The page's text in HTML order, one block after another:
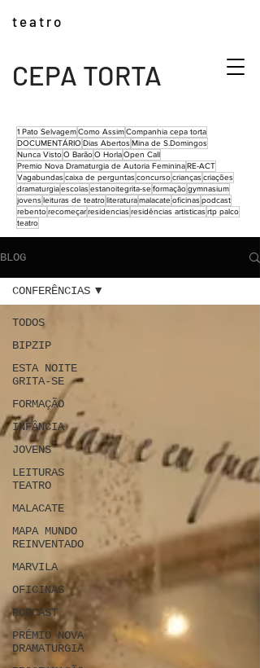
CEPA TORTA
t e a t r o
1 Pato SelvagemComo AssimCompanhia cepa torta
DOCUMENTÁRIO Dias AbertosMina de S.Domingos
Nunca VistoO BarãoO HorlaOpen Call
Premio Nova Dramaturgia de Autoria FemininaRE-ACT
Vagabundascaixa de perguntasconcursocriançascriações
dramaturgiaescolasestanoitegrita-seformaçãogymnasium
jovensleituras de teatroliteraturamalacateoficinaspodcast
rebentorecomeçarresidenciasresidências artisticasrtp palco
teatro
BLOG
TODOS
BIPZIP
ESTA NOITE
GRITA-SE
FORMAÇÃO
INFÂNCIA
JOVENS
LEITURAS
TEATRO
MALACATE
MAPA MUNDO
REINVENTADO
MARVILA
OFICINAS
PODCAST
PRÉMIO NOVA
DRAMATURGIA
CONFERÊNCIAS